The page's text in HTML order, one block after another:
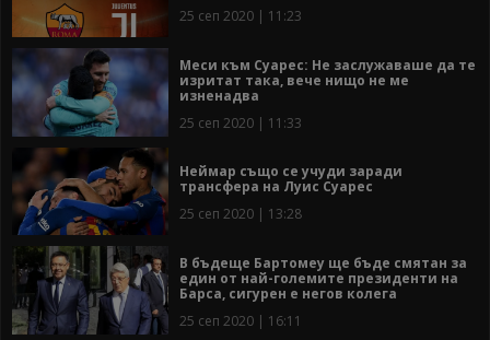
25 сеп 2020 | 11:23
Меси към Суарес: Не заслужаваше да те
изритат така, вече нищо не ме
изненадва
25 сеп 2020 | 11:33
Неймар също се учуди заради
трансфера на Луис Суарес
25 сеп 2020 | 13:28
В бъдеще Бартомеу ще бъде смятан за
един от най-големите президенти на
Барса, сигурен е негов колега
25 сеп 2020 | 16:11